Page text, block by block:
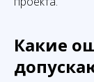
Какие